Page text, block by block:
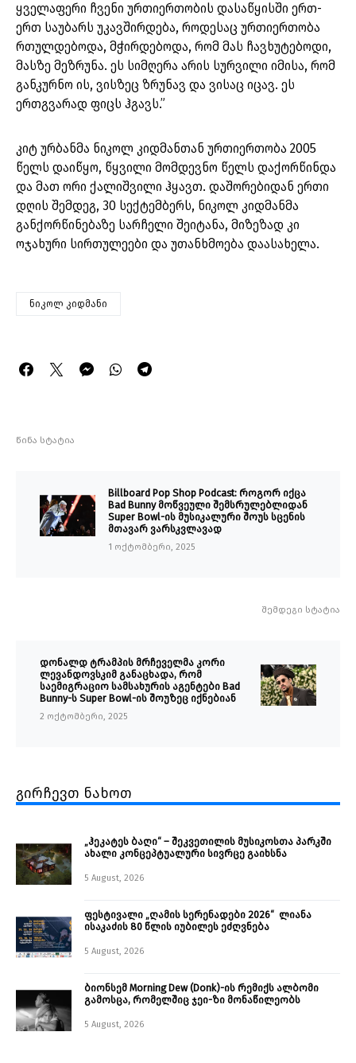
ყველაფერი ჩვენი ურთიერთობის დასაწყისში ერთ-
ერთ საუბარს უკავშირდება, როდესაც ურთიერთობა
რთულდებოდა, მჭირდებოდა, რომ მას ჩავხუტებოდი,
მასზე მეზრუნა. ეს სიმღერა არის სურვილი იმისა, რომ
განკურნო ის, ვისზეც ზრუნავ და ვისაც იცავ. ეს
ერთგვარად ფიცს ჰგავს.”
კიტ ურბანმა ნიკოლ კიდმანთან ურთიერთობა 2005
წელს დაიწყო, წყვილი მომდევნო წელს დაქორწინდა
და მათ ორი ქალიშვილი ჰყავთ. დაშორებიდან ერთი
დღის შემდეგ, 30 სექტემბერს, ნიკოლ კიდმანმა
განქორწინებაზე სარჩელი შეიტანა, მიზეზად კი
ოჯახური სირთულეები და უთანხმოება დაასახელა.
ნიკოლ კიდმანი
წინა სტატია
Billboard Pop Shop Podcast: როგორ იქცა
Bad Bunny მოწვეული შემსრულებლიდან
Super Bowl-ის მუსიკალური შოუს სცენის
მთავარ ვარსკვლავად
1 ოქტომბერი, 2025
შემდეგი სტატია
დონალდ ტრამპის მრჩეველმა კორი
ლევანდოვსკიმ განაცხადა, რომ
საემიგრაციო სამსახურის აგენტები Bad
Bunny-ს Super Bowl-ის შოუზეც იქნებიან
2 ოქტომბერი, 2025
გირჩევთ ნახოთ
„ჰეკატეს ბაღი“ – შეკვეთილის მუსიკოსთა პარკში
ახალი კონცეპტუალური სივრცე გაიხსნა ￼
5 August, 2026
ფესტივალი „ღამის სერენადები 2026“ ლიანა
ისაკაძის 80 წლის იუბილეს ეძღვნება
5 August, 2026
ბიონსემ Morning Dew (Donk)-ის რემიქს ალბომი
გამოსცა, რომელშიც ჯეი-ზი მონაწილეობს
5 August, 2026